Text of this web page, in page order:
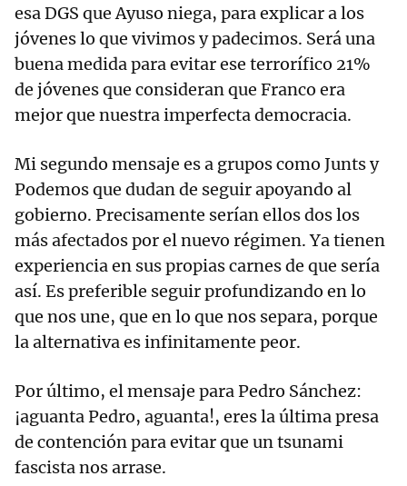
esa DGS que Ayuso niega, para explicar a los
jóvenes lo que vivimos y padecimos. Será una
buena medida para evitar ese terrorífico 21%
de jóvenes que consideran que Franco era
mejor que nuestra imperfecta democracia.
Mi segundo mensaje es a grupos como Junts y
Podemos que dudan de seguir apoyando al
gobierno. Precisamente serían ellos dos los
más afectados por el nuevo régimen. Ya tienen
experiencia en sus propias carnes de que sería
así. Es preferible seguir profundizando en lo
que nos une, que en lo que nos separa, porque
la alternativa es infinitamente peor.
Por último, el mensaje para Pedro Sánchez:
¡aguanta Pedro, aguanta!, eres la última presa
de contención para evitar que un tsunami
fascista nos arrase.